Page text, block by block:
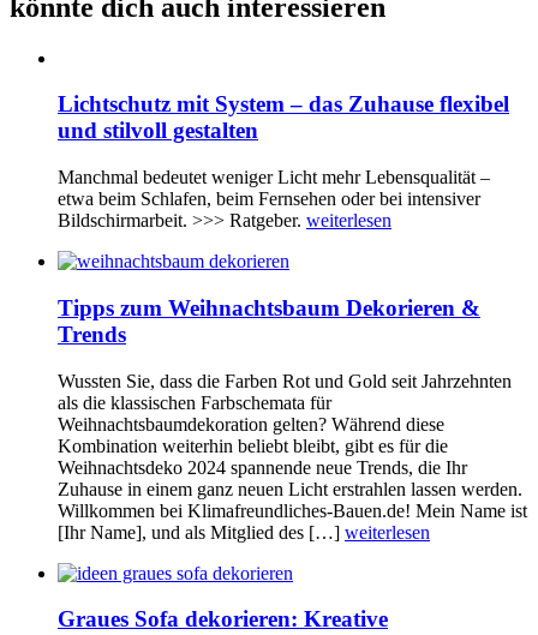
könnte dich auch interessieren
Lichtschutz mit System – das Zuhause flexibel
und stilvoll gestalten
Manchmal bedeutet weniger Licht mehr Lebensqualität –
etwa beim Schlafen, beim Fernsehen oder bei intensiver
Bildschirmarbeit. >>> Ratgeber. weiterlesen
Tipps zum Weihnachtsbaum Dekorieren &
Trends
Wussten Sie, dass die Farben Rot und Gold seit Jahrzehnten
als die klassischen Farbschemata für
Weihnachtsbaumdekoration gelten? Während diese
Kombination weiterhin beliebt bleibt, gibt es für die
Weihnachtsdeko 2024 spannende neue Trends, die Ihr
Zuhause in einem ganz neuen Licht erstrahlen lassen werden.
Willkommen bei Klimafreundliches-Bauen.de! Mein Name ist
[Ihr Name], und als Mitglied des […] weiterlesen
Graues Sofa dekorieren: Kreative